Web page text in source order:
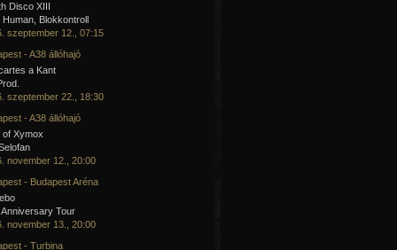
Disco XIII
Human, Blokkontroll
szeptember 12., 07:15
- A38 állóhajó
a Kant
szeptember 22., 18:30
- A38 állóhajó
of Xymox
november 12., 20:00
- Budapest Aréna
Anniversary Tour
november 13., 20:00
- Turbina